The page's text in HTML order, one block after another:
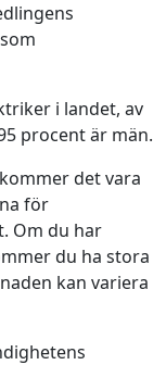
i landet, av
procent är män.
det vara
för
Om du har
du ha stora
kan variera